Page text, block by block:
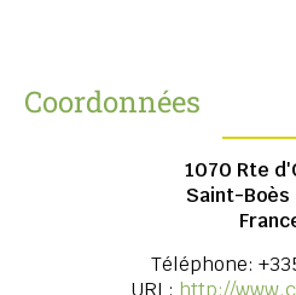
Coordonnées
1070 Rte
Saint-Boès
Téléphone: